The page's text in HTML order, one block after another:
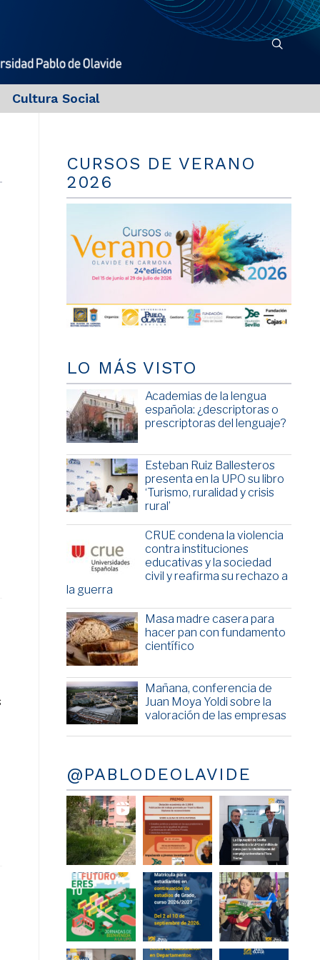
Cultura Social
CURSOS DE VERANO
2026
LO MÁS VISTO
Academias de la lengua
española: ¿descriptoras o
prescriptoras del lenguaje?
Esteban Ruiz Ballesteros
presenta en la UPO su libro
‘Turismo, ruralidad y crisis
rural’
CRUE condena la violencia
contra instituciones
educativas y la sociedad
civil y reafirma su rechazo a
la guerra
Masa madre casera para
hacer pan con fundamento
científico
Mañana, conferencia de
Juan Moya Yoldi sobre la
valoración de las empresas
@PABLODEOLAVIDE